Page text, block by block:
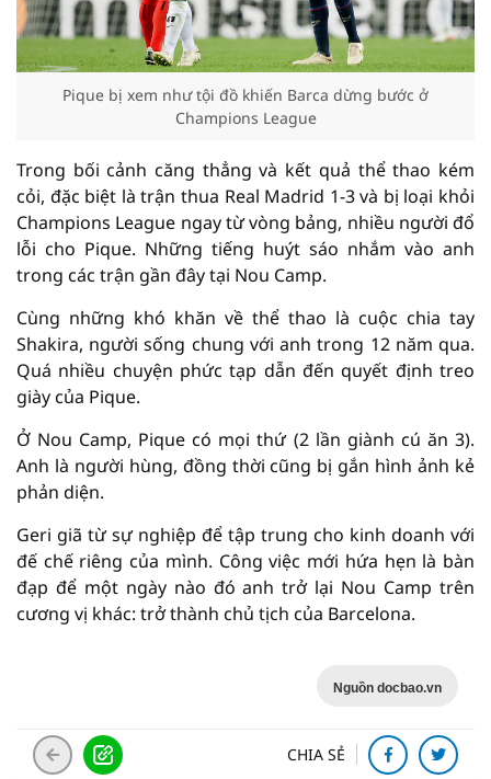
Pique bị xem như tội đồ khiến Barca dừng bước ở
Champions League
Trong bối cảnh căng thẳng và kết quả thể thao kém
cỏi, đặc biệt là trận thua Real Madrid 1-3 và bị loại khỏi
Champions League ngay từ vòng bảng, nhiều người đổ
lỗi cho Pique. Những tiếng huýt sáo nhắm vào anh
trong các trận gần đây tại Nou Camp.
Cùng những khó khăn về thể thao là cuộc chia tay
Shakira, người sống chung với anh trong 12 năm qua.
Quá nhiều chuyện phức tạp dẫn đến quyết định treo
giày của Pique.
Ở Nou Camp, Pique có mọi thứ (2 lần giành cú ăn 3).
Anh là người hùng, đồng thời cũng bị gắn hình ảnh kẻ
phản diện.
Geri giã từ sự nghiệp để tập trung cho kinh doanh với
đế chế riêng của mình. Công việc mới hứa hẹn là bàn
đạp để một ngày nào đó anh trở lại Nou Camp trên
cương vị khác: trở thành chủ tịch của Barcelona.
Nguồn docbao.vn
CHIA SẺ